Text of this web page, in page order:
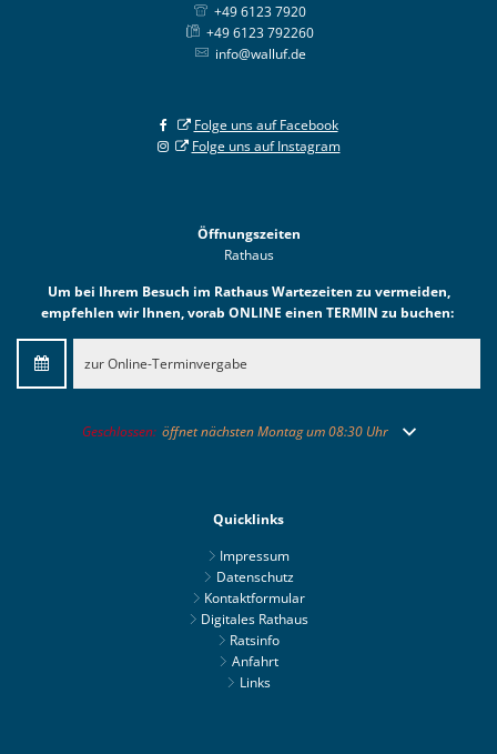
+49 6123 7920
+49 6123 792260
info@walluf.de
Folge uns auf Facebook
Folge uns auf Instagram
Öffnungszeiten
Rathaus
Um bei Ihrem Besuch im Rathaus Wartezeiten zu vermeiden,
empfehlen wir Ihnen, vorab ONLINE einen TERMIN zu buchen:
zur Online-Terminvergabe
Klicken, um weitere Öffnungs- oder Schließzeiten auszublenden
Geschlossen: öffnet nächsten Montag um 08:30 Uhr
Quicklinks
Impressum
Datenschutz
Kontaktformular
Digitales Rathaus
Ratsinfo
Anfahrt
Links